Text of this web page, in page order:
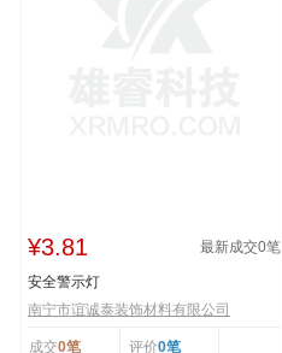
¥3.81 最新成交0笔
安全警示灯
南宁市谊诚泰装饰材料有限公司
成交0笔 评价0笔